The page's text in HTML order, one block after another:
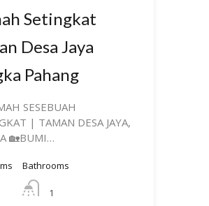
Setingkat
Desa Jaya
Pahang
SESEBUAH
| TAMAN DESA JAYA,
🏡BUMI…
Bathrooms
1